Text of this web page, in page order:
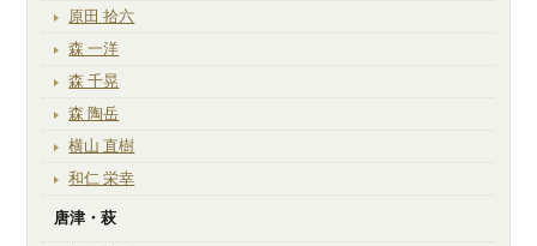
原田 拾六
森 一洋
森 千晃
森 陶岳
横山 直樹
和仁 栄幸
唐津・萩